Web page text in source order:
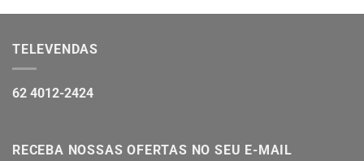
TELEVENDAS
62 4012-2424
RECEBA NOSSAS OFERTAS NO SEU E-MAIL